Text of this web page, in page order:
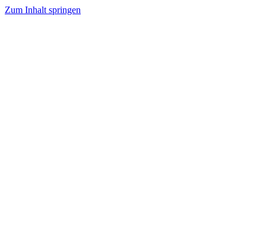
Zum Inhalt springen